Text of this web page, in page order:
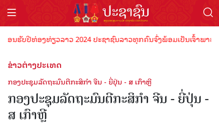
ນຮັບປີທ່ອງທ່ຽວລາວ 2024 ປະຊາຊົນລາວທຸກຄົນຈົ່ງພ້ອມເປັນເຈົ້າພາບ
ຂ່າວຕ່າງປະເທດ
ກອງ​ປະ​ຊຸມ​ລັດ​ຖະ​ມົນ​ຕີ​ກະ​ສິ​ກຳ​ ຈີນ - ຍີ່​ປຸ່ນ - ສ ເກົາ​ຫຼີ​
ກອງ​ປະ​ຊຸມ​ລັດ​ຖະ​ມົນ​ຕີ​ກະ​ສິ​ກຳ​ ຈີນ - ຍີ່​ປຸ່ນ -
ສ ເກົາ​ຫຼີ​